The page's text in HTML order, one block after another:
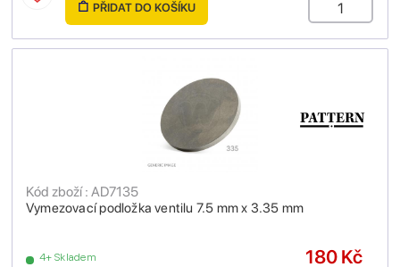
PŘIDAT DO KOŠÍKU
Vymezovací podložka ventilu 7.5 mm x 3.35 mm
Kód zboží : AD7135
4+ Skladem 180 Kč